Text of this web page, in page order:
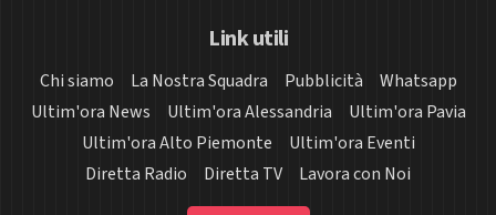
Link utili
Chi siamo La Nostra Squadra Pubblicità
Whatsapp
Ultim'ora News
Ultim'ora Alessandria
Ultim'ora Pavia
Ultim'ora Alto Piemonte
Ultim'ora Eventi
Diretta Radio
Diretta TV Lavora con Noi